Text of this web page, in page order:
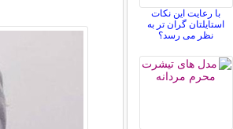
با رعایت این نکات
استایلتان گران تر به
نظر می رسد؟